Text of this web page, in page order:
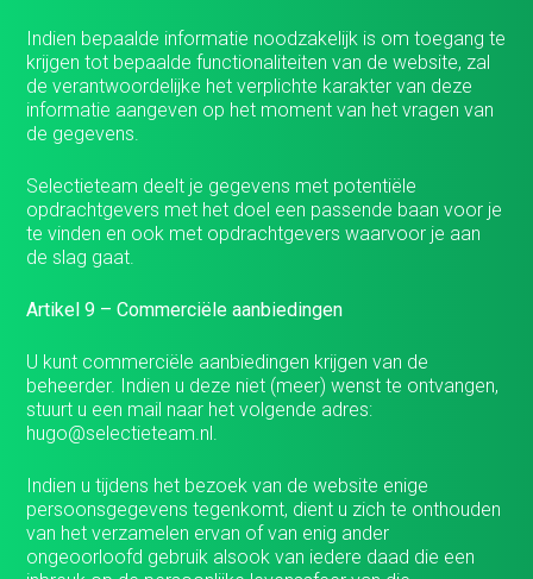
Indien bepaalde informatie noodzakelijk is om toegang te
krijgen tot bepaalde functionaliteiten van de website, zal
de verantwoordelijke het verplichte karakter van deze
informatie aangeven op het moment van het vragen van
de gegevens.
Selectieteam deelt je gegevens met potentiële
opdrachtgevers met het doel een passende baan voor je
te vinden en ook met opdrachtgevers waarvoor je aan
de slag gaat.
Artikel 9 – Commerciële aanbiedingen
U kunt commerciële aanbiedingen krijgen van de
beheerder. Indien u deze niet (meer) wenst te ontvangen,
stuurt u een mail naar het volgende adres:
hugo@selectieteam.nl.
Indien u tijdens het bezoek van de website enige
persoonsgegevens tegenkomt, dient u zich te onthouden
van het verzamelen ervan of van enig ander
ongeoorloofd gebruik alsook van iedere daad die een